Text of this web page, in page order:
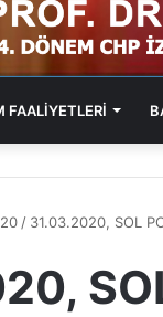
FAALİYETLERİ
/ 31.03.2020, SOL